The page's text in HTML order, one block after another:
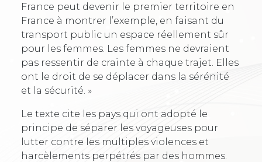
France peut devenir le premier territoire en
France à montrer l’exemple, en faisant du
transport public un espace réellement sûr
pour les femmes. Les femmes ne devraient
pas ressentir de crainte à chaque trajet. Elles
ont le droit de se déplacer dans la sérénité
et la sécurité. »
Le texte cite les pays qui ont adopté le
principe de séparer les voyageuses pour
lutter contre les multiples violences et
harcèlements perpétrés par des hommes.